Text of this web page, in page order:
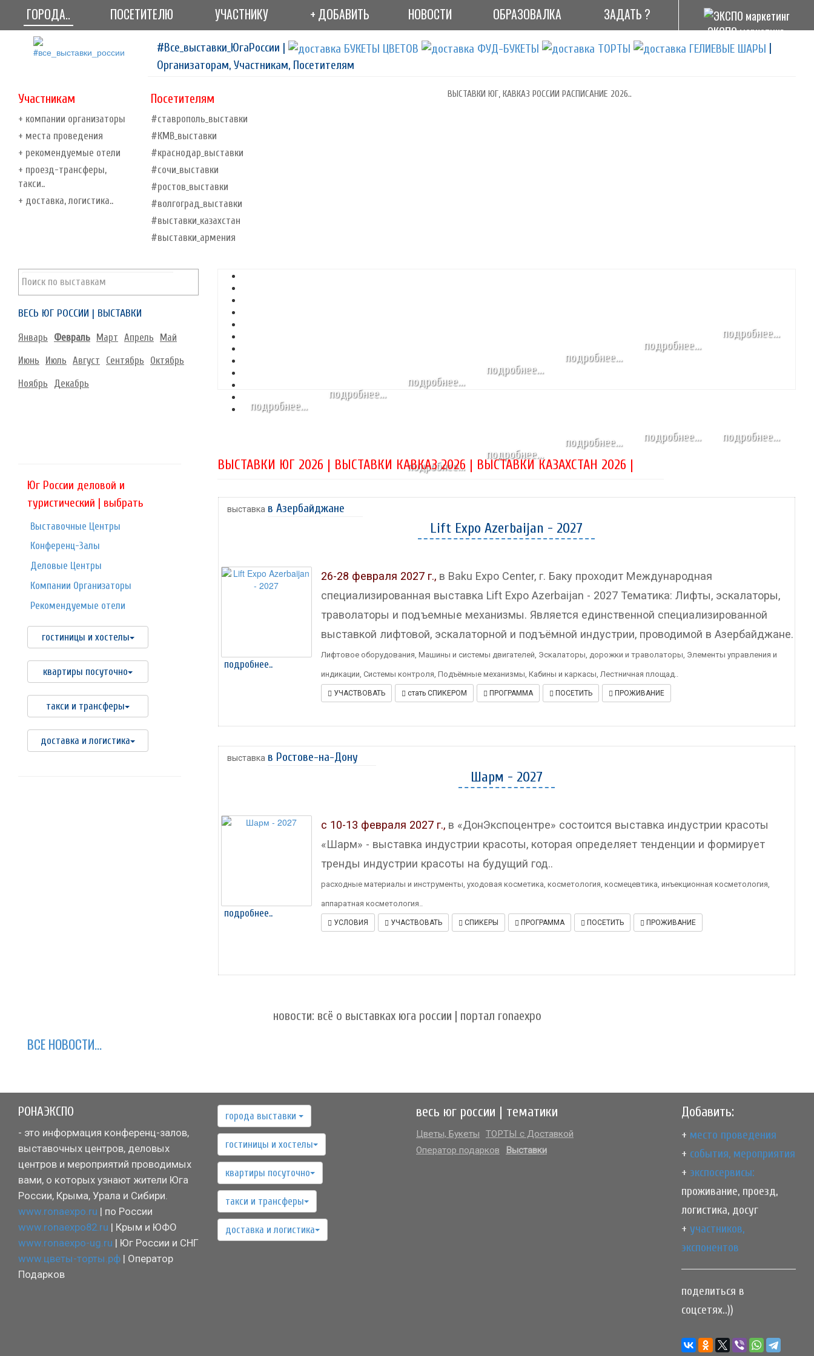
ГОРОДА.. ПОСЕТИТЕЛЮ УЧАСТНИКУ + ДОБАВИТЬ НОВОСТИ ОБРАЗОВАЛКА ЗАДАТЬ ?
ЭКСПО маркетинг
#Все_выставки_ЮгаРоссии |
|
Организаторам, Участникам, Посетителям
Участникам
+ компании организаторы
+ места проведения
+ рекомендуемые отели
+ проезд-трансферы,
такси..
+ доставка, логистика..
Посетителям
#ставрополь_выставки
#КМВ_выставки
#краснодар_выставки
#сочи_выставки
#ростов_выставки
#волгоград_выставки
#выставки_казахстан
#выставки_армения
ВЫСТАВКИ ЮГ, КАВКАЗ РОССИИ РАСПИСАНИЕ 2026..
ВЕСЬ ЮГ РОССИИ | ВЫСТАВКИ
Январь Февраль Март Апрель Май
Июнь Июль Август Сентябрь Октябрь
Ноябрь Декабрь
подробнее...
подробнее...
подробнее...
подробнее...
подробнее...
подробнее...
подробнее...
подробнее...
подробнее...
подробнее...
подробнее...
подробнее...
Юг России деловой и
туристический | выбрать
Выставочные Центры
Конференц-Залы
Деловые Центры
Компании Организаторы
Рекомендуемые отели
гостиницы и хостелы
квартиры посуточно
такси и трансферы
доставка и логистика
ВЫСТАВКИ ЮГ 2026 | ВЫСТАВКИ КАВКАЗ 2026 | ВЫСТАВКИ КАЗАХСТАН 2026 |
Lift Expo Azerbaijan - 2027
подробнее..
26-28 февраля 2027 г.,в Baku Expo Center, г. Баку проходит Международная
специализированная выставка Lift Expo Azerbaijan - 2027 Тематика: Лифты, эскалаторы,
траволаторы и подъемные механизмы. Является единственной специализированной
выставкой лифтовой, эскалаторной и подъёмной индустрии, проводимой в Азербайджане.
Лифтовое оборудования, Машины и системы двигателей, Эскалаторы, дорожки и траволаторы, Элементы управления и
индикации, Системы контроля, Подъёмные механизмы, Кабины и каркасы, Лестничная площад..
УЧАСТВОВАТЬ стать СПИКЕРОМ ПРОГРАММА ПОСЕТИТЬ ПРОЖИВАНИЕ
выставка в Азербайджане
Шарм - 2027
подробнее..
с 10-13 февраля 2027 г.,в «ДонЭкспоцентре» состоится выставка индустрии красоты
«Шарм» - выставка индустрии красоты, которая определяет тенденции и формирует
тренды индустрии красоты на будущий год..
расходные материалы и инструменты, уходовая косметика, косметология, космецевтика, инъекционная косметология,
аппаратная косметология..
УСЛОВИЯ УЧАСТВОВАТЬ СПИКЕРЫ ПРОГРАММА ПОСЕТИТЬ ПРОЖИВАНИЕ
выставка в Ростове-на-Дону
новости: всё о выставках юга россии | портал ronaexpo
ВСЕ НОВОСТИ...
РОНАЭКСПО
- это информация конференц-залов,
выставочных центров, деловых
центров и мероприятий проводимых
вами, о которых узнают жители Юга
России, Крыма, Урала и Сибири.
www.ronaexpo.ru | по России
www.ronaexpo82.ru | Крым и ЮФО
www.ronaexpo-ug.ru | Юг России и СНГ
www.цветы-торты.рф | Оператор
Подарков
города выставки
гостиницы и хостелы
квартиры посуточно
такси и трансферы
доставка и логистика
весь юг россии | тематики
Цветы, Букеты
ТОРТЫ с Доставкой
Оператор подарков
Выставки
Добавить:
+ место проведения
+ события, мероприятия
+ экспосервисы:
проживание, проезд,
логистика, досуг
+ участников,
экспонентов
поделиться в
соцсетях..))